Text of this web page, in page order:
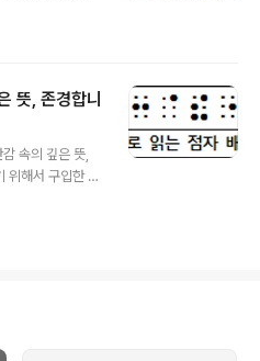
데, 이 참이슬에
된 이후로는 너
간에 딱! 하고 꺼
나 낙담했지. 그
니었어. 적어도
한 번도 세상을
니고, 친구들과
살아 있잖..
뜻, 존경합니
속의 깊은 뜻,
위해서 구입한 한
다. 아이가 한글
품밖에 없더군요.
마"와 "아빠"를
고 했지요. 그런